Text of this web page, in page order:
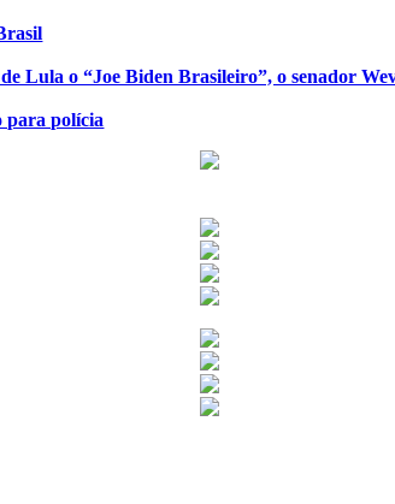
Lula o “Joe Biden Brasileiro”, o senador
para polícia